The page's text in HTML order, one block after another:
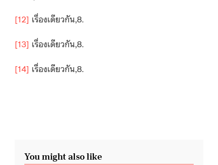
[12] เรื่องเดียวกัน,8.
[13] เรื่องเดียวกัน,8.
[14] เรื่องเดียวกัน,8.
You might also like